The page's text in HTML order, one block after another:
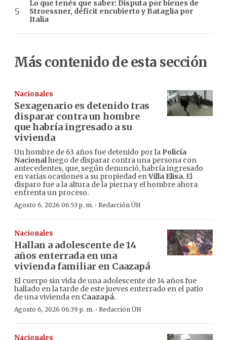
Lo que tenés que saber: Disputa por bienes de
Stroessner, déficit encubierto y Bataglia por
Italia
Más contenido de esta sección
Nacionales
Sexagenario es detenido tras
disparar contra un hombre
que habría ingresado a su
vivienda
Un hombre de 63 años fue detenido por la Policía
Nacionalluego de disparar contra una persona con
antecedentes, que, según denunció, habría ingresado
en varias ocasiones a su propiedad enVilla Elisa. El
disparo fue a la altura de la pierna y el hombre ahora
enfrenta un proceso.
Agosto 6, 2026 06:53 p. m. · Redacción ÚH
Nacionales
Hallan a adolescente de 14
años enterrada en una
vivienda familiar en Caazapá
El cuerpo sin vida de una adolescente de 14 años fue
hallado en la tarde de este jueves enterrado en el patio
de una vivienda en Caazapá.
Agosto 6, 2026 06:39 p. m. · Redacción ÚH
Nacionales